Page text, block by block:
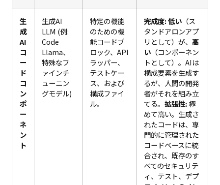
生
成
AI
コ
ー
ド
コ
ン
ポ
ー
ネ
ン
ト
生成AI
LLM (例:
Code
Llama、
特殊なフ
ァインチ
ューニン
グモデル)
特定の機能
のための機
能コードブ
ロック、API
ラッパー、
テストケー
ス、および
構成ファイ
ル。
完成度:低い （ス
タンドアロンアプ
リとして）が、 高
い （コンポーネン
トとして）。AIは
構成要素を生成す
るが、人間の開発
者がそれを組み立
てる。 拡張性:極
めて高い。生成さ
れたコードは、専
門的に管理された
コードベースに統
合され、既存のす
べてのセキュリテ
ィ、テスト、デプ